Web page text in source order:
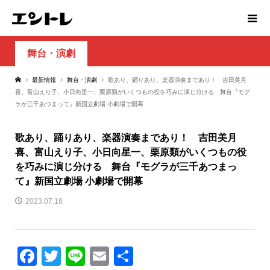
舞台・演劇
最新情報 舞台・演劇
歌あり、踊りあり、楽器演奏まであり！ 吉田美月
喜、富山えり子、小日向星一、栗原類がいくつもの役を巧みに演じ分ける 舞台『モグ
ラが三千あつまって』新国立劇場 小劇場で開幕
歌あり、踊りあり、楽器演奏まであり！ 吉田美月
喜、富山えり子、小日向星一、栗原類がいくつもの役
を巧みに演じ分ける 舞台『モグラが三千あつまっ
て』新国立劇場 小劇場で開幕
2023.07.18
Facebook
Twitter
LineEmail